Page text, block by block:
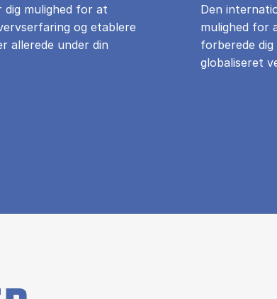
dig mulighed for at
og etablere
allerede under din
Den
mulighed for
forberede
globaliseret